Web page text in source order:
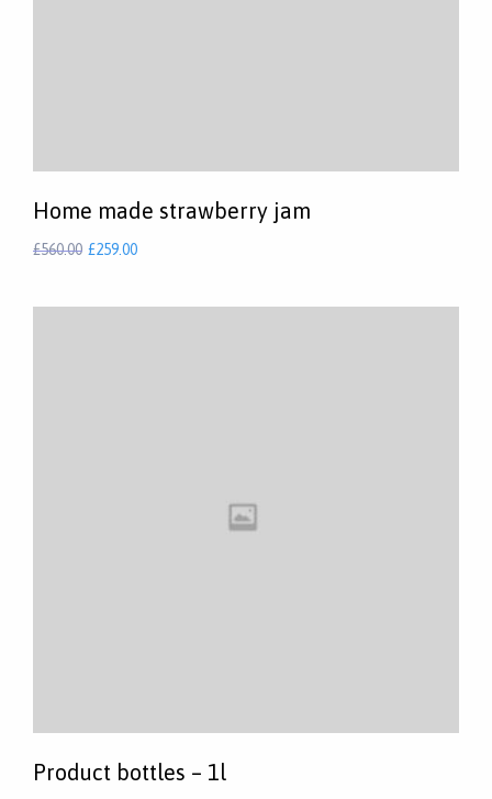
Home made strawberry jam
£560.00 £259.00
Product bottles – 1l